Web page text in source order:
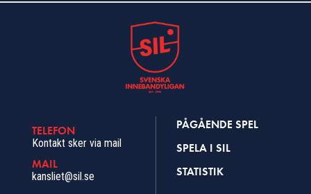
TELEFON
Kontakt sker via mail
MAIL
kansliet@sil.se
PÅGÅENDE SPEL
SPELA I SIL
STATISTIK